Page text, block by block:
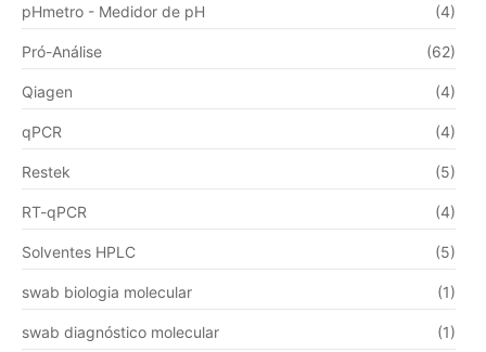
pHmetro - Medidor de pH (4)
Pró-Análise (62)
Qiagen (4)
qPCR (4)
Restek (5)
RT-qPCR (4)
Solventes HPLC (5)
swab biologia molecular (1)
swab diagnóstico molecular (1)